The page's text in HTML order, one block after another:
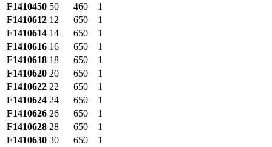
F1410450 50 460
1
F1410612 12 650
1
F1410614 14 650
1
F1410616 16 650
1
F1410618 18 650
1
F1410620 20 650
1
F1410622 22 650
1
F1410624 24 650
1
F1410626 26 650
1
F1410628 28 650
1
F1410630 30 650
1